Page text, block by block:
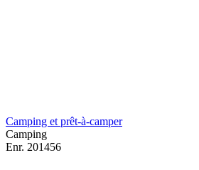
Camping et prêt-à-camper
Camping
Enr. 201456